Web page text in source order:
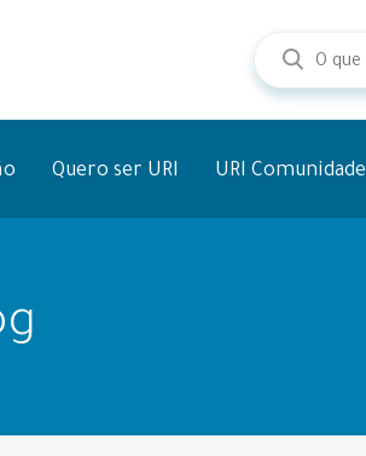
Quero ser URI URI Comunidade